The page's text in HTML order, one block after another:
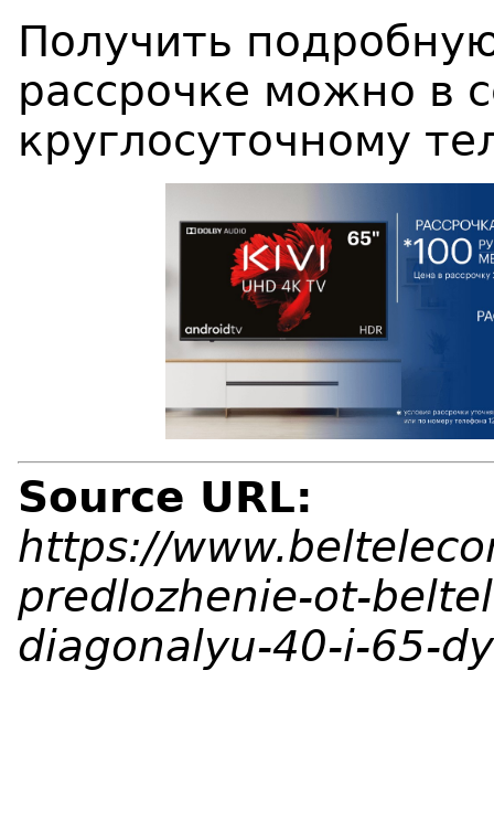
Получить
рассрочке можно в
круглосуточному
Source URL:
https://
predlozhenie-ot-
diagonalyu-40-i-65-